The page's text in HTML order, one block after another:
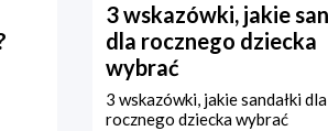
3 wskazówki, jakie
dla rocznego dziecka
wybrać
3 wskazówki, jakie sandałki dla
rocznego dziecka wybrać